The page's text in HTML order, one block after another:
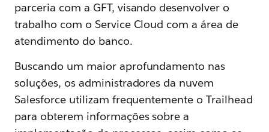
parceria com a GFT, visando desenvolver o
trabalho com o Service Cloud com a área de
atendimento do banco.
Buscando um maior aprofundamento nas
soluções, os administradores da nuvem
Salesforce utilizam frequentemente o Trailhead
para obterem informações sobre a